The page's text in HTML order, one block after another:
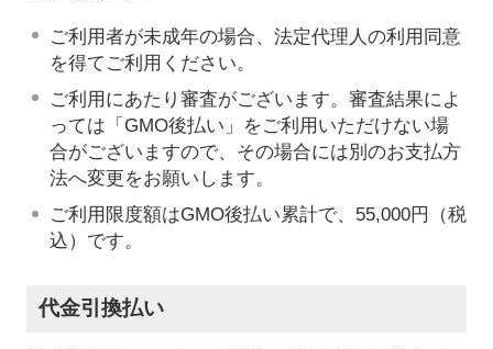
ご利用者が未成年の場合、法定代理人の利用同意
を得てご利用ください。
ご利用にあたり審査がございます。審査結果によ
っては「GMO後払い」をご利用いただけない場
合がございますので、その場合には別のお支払方
法へ変更をお願いします。
ご利用限度額はGMO後払い累計で、55,000円（税
込）です。
代金引換払い